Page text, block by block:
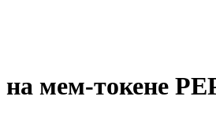
мем-токене